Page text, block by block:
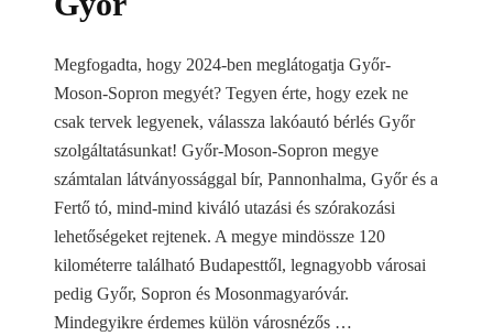
Megfogadta, hogy 2024-ben meglátogatja Győr-
Moson-Sopron megyét? Tegyen érte, hogy ezek ne
csak tervek legyenek, válassza lakóautó bérlés Győr
szolgáltatásunkat! Győr-Moson-Sopron megye
számtalan látványossággal bír, Pannonhalma, Győr és a
Fertő tó, mind-mind kiváló utazási és szórakozási
lehetőségeket rejtenek. A megye mindössze 120
kilométerre található Budapesttől, legnagyobb városai
pedig Győr, Sopron és Mosonmagyaróvár.
Mindegyikre érdemes külön városnézős …